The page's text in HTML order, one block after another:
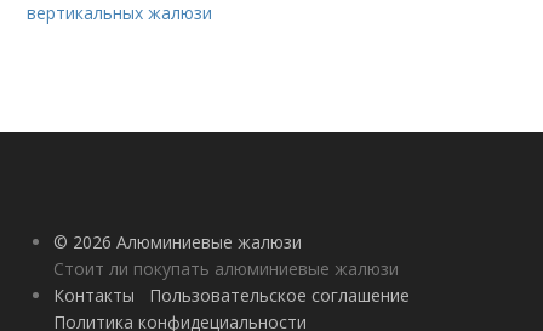
вертикальных жалюзи
© 2026 Алюминиевые жалюзи
Стоит ли покупать алюминиевые жалюзи
Контакты
Пользовательское соглашение
Политика конфидециальности